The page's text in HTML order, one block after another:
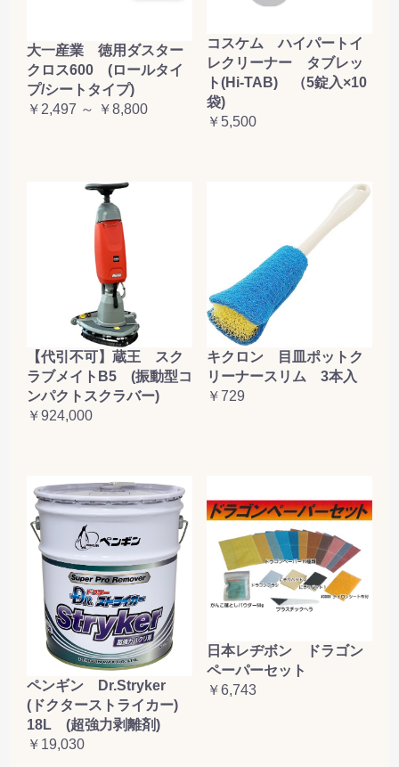
大一産業 徳用ダスター
クロス600 (ロールタイ
プ/シートタイプ)
￥2,497 ～ ￥8,800
コスケム ハイパートイ
レクリーナー タブレッ
ト(Hi-TAB) （5錠入×10
袋)
￥5,500
【代引不可】蔵王 スク
ラブメイトB5 (振動型コ
ンパクトスクラバー)
￥924,000
キクロン 目皿ポットク
リーナースリム 3本入
￥729
ペンギン Dr.Stryker
(ドクターストライカー)
18L (超強力剥離剤)
￥19,030
日本レヂボン ドラゴン
ペーパーセット
￥6,743